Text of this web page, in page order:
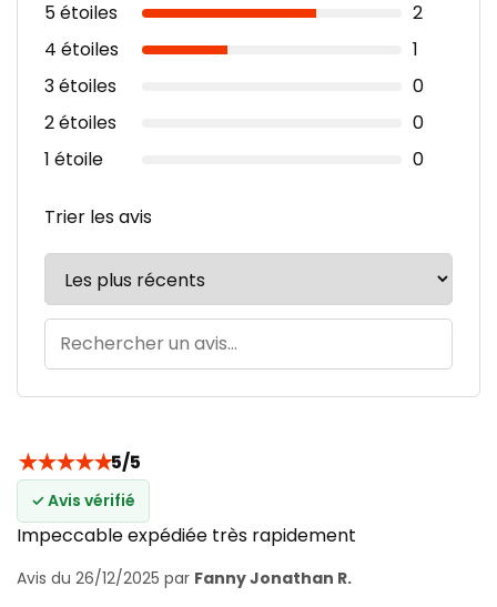
5 étoiles
2
4 étoiles
1
3 étoiles
0
2 étoiles
0
1 étoile
0
Trier les avis
★★★★★5/5
✓ Avis vérifié
Impeccable expédiée très rapidement
Avis du 26/12/2025 par Fanny Jonathan R.